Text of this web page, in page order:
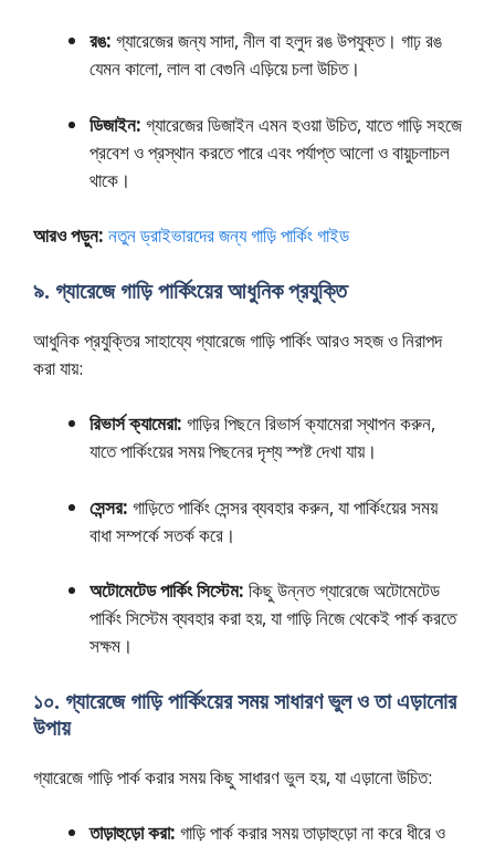
রঙ: গ্যারেজের জন্য সাদা, নীল বা হলুদ রঙ উপযুক্ত। গাঢ় রঙ
যেমন কালো, লাল বা বেগুনি এড়িয়ে চলা উচিত।
ডিজাইন: গ্যারেজের ডিজাইন এমন হওয়া উচিত, যাতে গাড়ি সহজে
প্রবেশ ও প্রস্থান করতে পারে এবং পর্যাপ্ত আলো ও বায়ুচলাচল
থাকে।
আরও পড়ুন: নতুন ড্রাইভারদের জন্য গাড়ি পার্কিং গাইড
৯. গ্যারেজে গাড়ি পার্কিংয়ের আধুনিক প্রযুক্তি
আধুনিক প্রযুক্তির সাহায্যে গ্যারেজে গাড়ি পার্কিং আরও সহজ ও নিরাপদ
করা যায়:
রিভার্স ক্যামেরা: গাড়ির পিছনে রিভার্স ক্যামেরা স্থাপন করুন,
যাতে পার্কিংয়ের সময় পিছনের দৃশ্য স্পষ্ট দেখা যায়।
সেন্সর: গাড়িতে পার্কিং সেন্সর ব্যবহার করুন, যা পার্কিংয়ের সময়
বাধা সম্পর্কে সতর্ক করে।
অটোমেটেড পার্কিং সিস্টেম: কিছু উন্নত গ্যারেজে অটোমেটেড
পার্কিং সিস্টেম ব্যবহার করা হয়, যা গাড়ি নিজে থেকেই পার্ক করতে
সক্ষম।
১০. গ্যারেজে গাড়ি পার্কিংয়ের সময় সাধারণ ভুল ও তা এড়ানোর
উপায়
গ্যারেজে গাড়ি পার্ক করার সময় কিছু সাধারণ ভুল হয়, যা এড়ানো উচিত:
তাড়াহুড়ো করা: গাড়ি পার্ক করার সময় তাড়াহুড়ো না করে ধীরে ও